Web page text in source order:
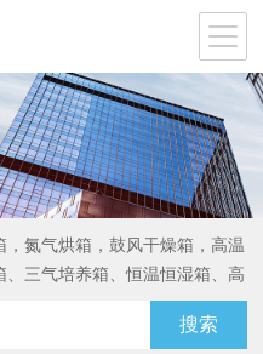
，氮气烘箱，鼓风干燥箱，高温
三气培养箱、恒温恒湿箱、高